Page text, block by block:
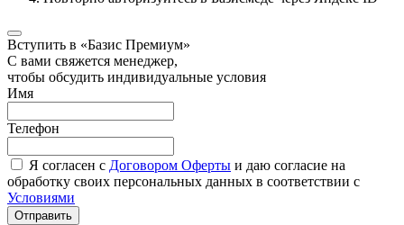
Вступить в «Базис Премиум»
С вами свяжется менеджер,
чтобы обсудить индивидуальные условия
Имя
Телефон
Я согласен с Договором Оферты и даю согласие на
обработку своих персональных данных в соответствии с
Условиями
Отправить